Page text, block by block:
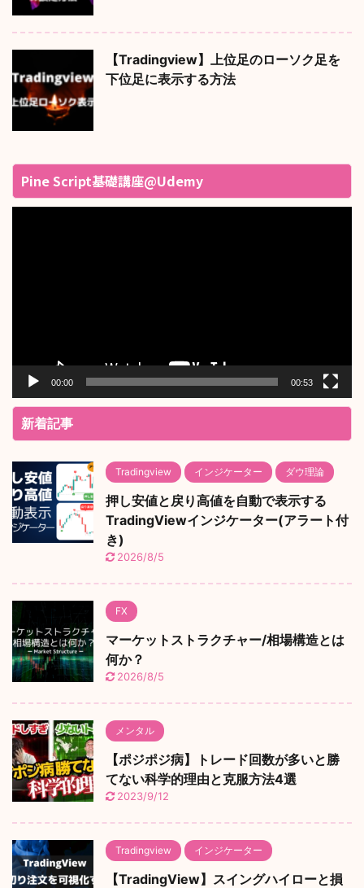
【Tradingview】上位足のローソク足を
下位足に表示する方法
Pine Script基礎講座@Udemy
00:00 00:53
新着記事
Tradingview インジケーター ダウ理論
押し安値と戻り高値を自動で表示する
TradingViewインジケーター(アラート付
き)
2026/8/5
FX
マーケットストラクチャー/相場構造とは
何か？
2026/8/5
メンタル
【ポジポジ病】トレード回数が多いと勝
てない科学的理由と克服方法4選
2023/9/12
Tradingview インジケーター
【TradingView】スイングハイローと損